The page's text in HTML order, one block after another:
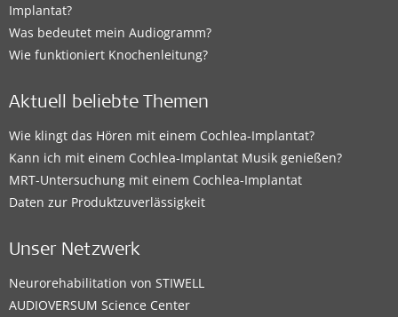
Implantat?
Was bedeutet mein Audiogramm?
Wie funktioniert Knochenleitung?
Aktuell beliebte Themen
Wie klingt das Hören mit einem Cochlea-Implantat?
Kann ich mit einem Cochlea-Implantat Musik genießen?
MRT-Untersuchung mit einem Cochlea-Implantat
Daten zur Produktzuverlässigkeit
Unser Netzwerk
Neurorehabilitation von STIWELL
AUDIOVERSUM Science Center